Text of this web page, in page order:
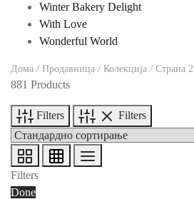
Winter Bakery Delight
With Love
Wonderful World
Дома / Продавница / Колекција /Страна 2
881 Products
Filters Filters
Filters
Done